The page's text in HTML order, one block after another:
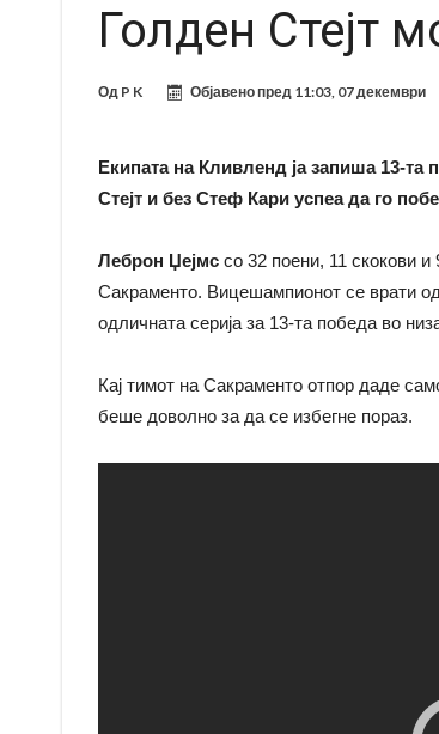
Голден Стејт
Од P K Објавено пред 11:03, 07 декември
Екипата на Кливленд ја запиша 13-
Стејт и без Стеф Кари успеа да го
Леброн Џејмс со 32 поени, 11 скокови
Сакраменто. Вицешампионот се врати
одличната серија за 13-та победа во
Кај тимот на Сакраменто отпор даде
беше доволно за да се избегне пораз.